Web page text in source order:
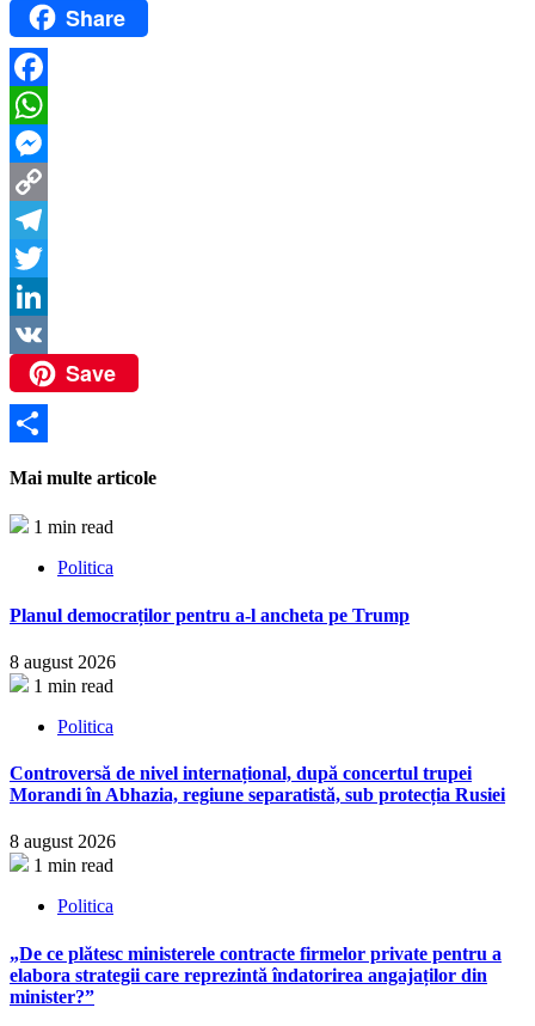
Share
Facebook
WhatsApp
Messenger
Copy
Link
Telegram
Twitter
LinkedIn
VK
Save
Mai multe articole
1 min read
Politica
Planul democraților pentru a-l ancheta pe Trump
8 august 2026
1 min read
Politica
Controversă de nivel internațional, după concertul trupei
Morandi în Abhazia, regiune separatistă, sub protecția Rusiei
8 august 2026
1 min read
Politica
„De ce plătesc ministerele contracte firmelor private pentru a
elabora strategii care reprezintă îndatorirea angajaților din
minister?”